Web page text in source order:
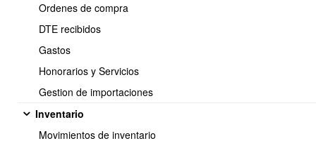
Ordenes de compra
DTE recibidos
Gastos
Honorarios y Servicios
Gestion de importaciones
Inventario
Movimientos de inventario